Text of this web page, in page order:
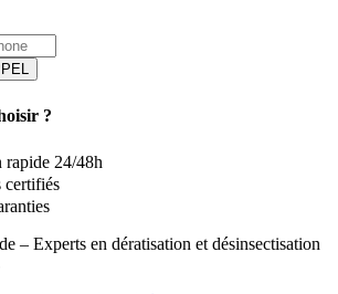
?
rapide 24/48h
certifiés
– Experts en dératisation et désinsectisation